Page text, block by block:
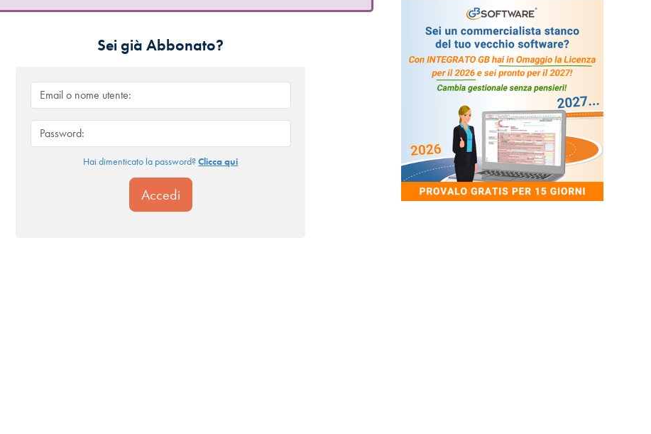
Sei già Abbonato?
Hai dimenticato la password?Clicca qui